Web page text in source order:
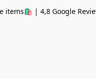
items🛍 | 4,8 Google